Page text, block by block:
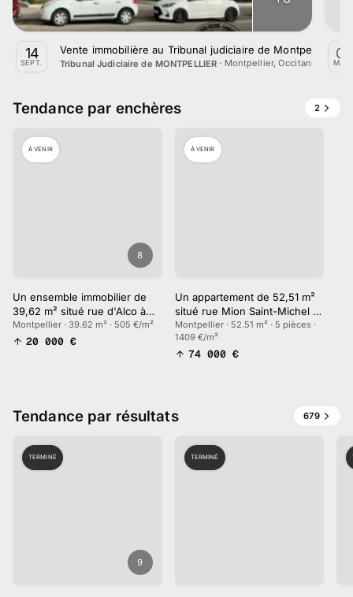
14
SEPT.
Vente immobilière au Tribunal judiciaire de Montpellier le
Tribunal Judiciaire de MONTPELLIER · Montpellier, Occitanie
03
Tendance par enchères 2
8
À VENIR
Un ensemble immobilier de
39,62 m² situé rue d'Alco à
Montpellier
Montpellier · 39.62 m² · 505 €/m²
20 000 €
À VENIR
Un appartement de 52,51 m²
situé rue Mion Saint-Michel à
Montpellier
Montpellier · 52.51 m² · 5 pièces ·
1409 €/m²
74 000 €
Tendance par résultats 679
9
TERMINÉ TERMINÉ